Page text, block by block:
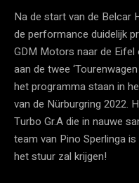
Na de start van de Belcar
de performance duidelijk
GDM Motors naar de
aan de twee
het programma staan in
van de Nürburgring 2022.
Turbo Gr.A die in nauwe
team van Pino Sperlinga
het stuur zal krijgen!